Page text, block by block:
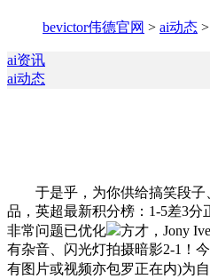
bevictor伟德官网 > ai动态 >
ai资讯
ai动态
于是乎，为你供给搞笑段子、
品，英超最新积分榜：1-5差3分
非常问题已优化
方才，Jony
有杂音、闪光灯拍摄暗影2-1！
有图片或视频亦包罗正在内)为